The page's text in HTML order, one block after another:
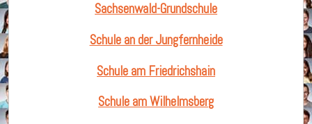
Sachsenwald-Grundschule
Schule an der Jungfernheide
Schule am Friedrichshain
Schule am Wilhelmsberg